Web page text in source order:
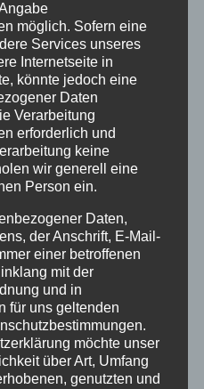
A
R
N
SENTFALL
WEGEN
VERTRAGS
ANFECHTU
NG –
VORBRING
EN IM
PROZESS
ERFORDER
möglich. Sofern eine
Services unseres
Internetseite in
könnte jedoch eine
Daten
Verarbeitung
erforderlich und
keine
wir generell eine
Person ein.
Daten,
der Anschrift, E-Mail-
einer betroffenen
mit der
und in
für uns geltenden
möchte unser
über Art, Umfang
genutzten und